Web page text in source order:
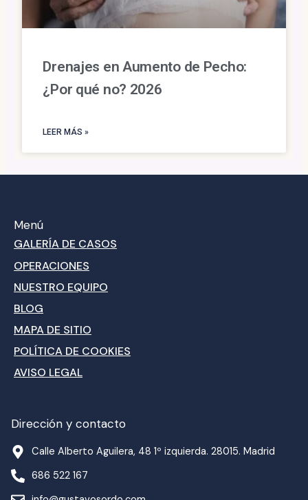
Drenajes en Aumento de Pecho:
¿Por qué no? 2026
LEER MÁS »
Menú
GALERÍA DE CASOS
OPERACIONES
NUESTRO EQUIPO
BLOG
MAPA DE SITIO
POLÍTICA DE COOKIES
AVISO LEGAL
Dirección y contacto
Calle Alberto Aguilera, 48 1º izquierda. 28015. Madrid
686 522 167